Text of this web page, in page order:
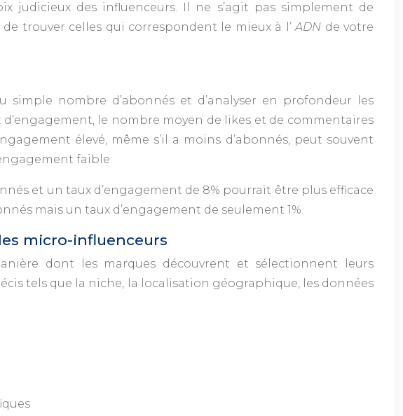
judicieux des influenceurs. Il ne s’agit pas simplement de
trouver celles qui correspondent le mieux à l’ADN de votre
nombre d’abonnés et d’analyser en profondeur les
le nombre moyen de likes et de commentaires
élevé, même s’il a moins d’abonnés, peut souvent
faible.
et un taux d’engagement de 8% pourrait être plus efficace
mais un taux d’engagement de seulement 1%.
micro-influenceurs
dont les marques découvrent et sélectionnent leurs
tels que la niche, la localisation géographique, les données